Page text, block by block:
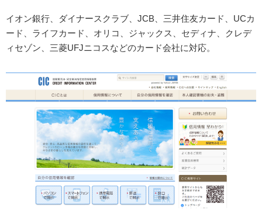
イオン銀行、ダイナースクラブ、JCB、三井住友カード、UCカ
ード、ライフカード、オリコ、ジャックス、セディナ、クレデ
ィセゾン、三菱UFJニコスなどのカード会社に対応。